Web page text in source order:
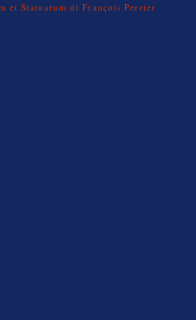
et Statuarum di François Perrier